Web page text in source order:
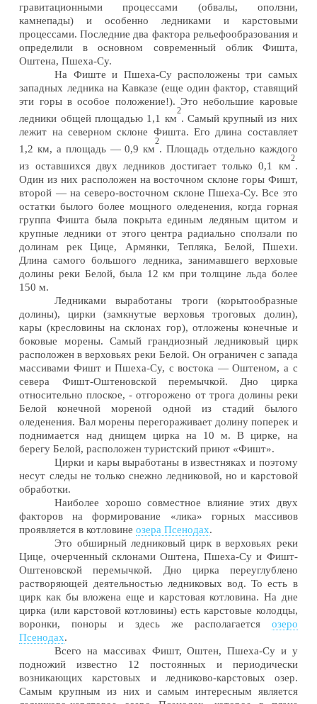
гравитационными процессами (обвалы, оползни,
камнепады) и особенно ледниками и карстовыми
процессами. Последние два фактора рельефообразования и
определили в основном современный облик Фишта,
Оштена, Пшеха-Су.
На Фиште и Пшеха-Су расположены три самых
западных ледника на Кавказе (еще один фактор, ставящий
эти горы в особое положение!). Это небольшие каровые
ледники общей площадью 1,1 км
2
. Самый крупный из них
лежит на северном склоне Фишта. Его длина составляет
1,2 км, а площадь — 0,9 км
2
. Площадь отдельно каждого
из оставшихся двух ледников достигает только 0,1 км
2
.
Один из них расположен на восточном склоне горы Фишт,
второй — на северо-восточном склоне Пшеха-Су. Все это
остатки былого более мощного оледенения, когда горная
группа Фишта была покрыта единым ледяным щитом и
крупные ледники от этого центра радиально сползали по
долинам рек Цице, Армянки, Тепляка, Белой, Пшехи.
Длина самого большого ледника, занимавшего верховые
долины реки Белой, была 12 км при толщине льда более
150 м.
Ледниками выработаны троги (корытообразные
долины), цирки (замкнутые верховья троговых долин),
кары (кресловины на склонах гор), отложены конечные и
боковые морены. Самый грандиозный ледниковый цирк
расположен в верховьях реки Белой. Он ограничен с запада
массивами Фишт и Пшеха-Су, с востока — Оштеном, а с
севера Фишт-Оштеновской перемычкой. Дно цирка
относительно плоское, - отгорожено от трога долины реки
Белой конечной мореной одной из стадий былого
оледенения. Вал морены перегораживает долину поперек и
поднимается над днищем цирка на 10 м. В цирке, на
берегу Белой, расположен туристский приют «Фишт».
Цирки и кары выработаны в известняках и поэтому
несут следы не только снежно ледниковой, но и карстовой
обработки.
Наиболее хорошо совместное влияние этих двух
факторов на формирование «лика» горных массивов
проявляется в котловинеозера Псенодах.
Это обширный ледниковый цирк в верховьях реки
Цице, очерченный склонами Оштена, Пшеха-Су и Фишт-
Оштеновской перемычкой. Дно цирка переуглублено
растворяющей деятельностью ледниковых вод. То есть в
цирк как бы вложена еще и карстовая котловина. На дне
цирка (или карстовой котловины) есть карстовые колодцы,
воронки, поноры и здесь же располагается озеро
Псенодах.
Всего на массивах Фишт, Оштен, Пшеха-Су и у
подножий известно 12 постоянных и периодически
возникающих карстовых и ледниково-карстовых озер.
Самым крупным из них и самым интересным является